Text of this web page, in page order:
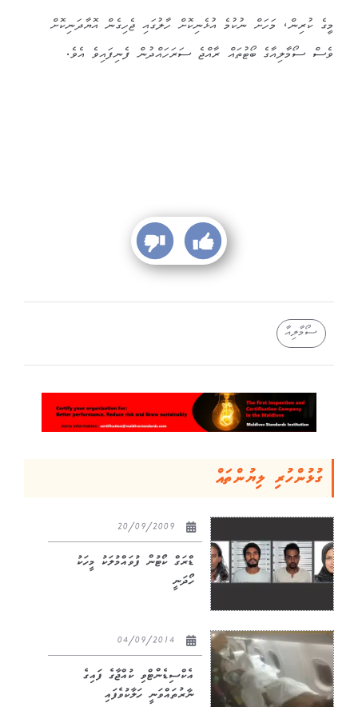
މީގެ ކުރިން، މަހަށް ނުކުމެ އުޅެނިކޮށް ހާލުގައި ޖެހިގެން އޮޔާދަނިކޮށް
ވެސް ސޯމާލިއާގެ ބޯޓުތައް ރާއްޖެ ސަރަހައްދުން ފެނިފައިވެ އެވެ.
ސޯމާލިއާ
ގުޅުންހުރި ލިޔުންތައް
ޑްރަގް ކޯޓުން ފުވައްމުލަކު މީހަކު
ހޯދަނީ
އެކްސިޑެންޓްވި ކުއްޖާގެ ފައިގެ
ނާރުތައްވަނީ ހަލާކުވެފައި